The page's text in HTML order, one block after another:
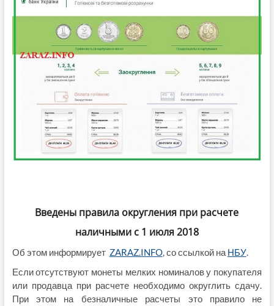
Введены правила округления при расчете
наличными с 1 июля 2018
Об этом информирует ZARAZ.INFO, со ссылкой на НБУ.
Если отсутствуют монеты мелких номиналов у покупателя
или продавца при расчете необходимо округлить сдачу.
При этом на безналичные расчеты это правило не